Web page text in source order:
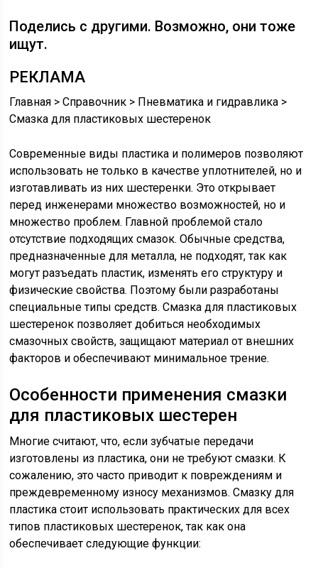
Поделись с другими. Возможно, они тоже
ищут.
РЕКЛАМА
Главная >Справочник > Пневматика и гидравлика >
Смазка для пластиковых шестеренок
Современные виды пластика и полимеров позволяют
использовать не только в качестве уплотнителей, но и
изготавливать из них шестеренки. Это открывает
перед инженерами множество возможностей, но и
множество проблем. Главной проблемой стало
отсутствие подходящих смазок. Обычные средства,
предназначенные для металла, не подходят, так как
могут разъедать пластик, изменять его структуру и
физические свойства. Поэтому были разработаны
специальные типы средств. Смазка для пластиковых
шестеренок позволяет добиться необходимых
смазочных свойств, защищают материал от внешних
факторов и обеспечивают минимальное трение.
Особенности применения смазки
для пластиковых шестерен
Многие считают, что, если зубчатые передачи
изготовлены из пластика, они не требуют смазки. К
сожалению, это часто приводит к повреждениям и
преждевременному износу механизмов. Смазку для
пластика стоит использовать практических для всех
типов пластиковых шестеренок, так как она
обеспечивает следующие функции: